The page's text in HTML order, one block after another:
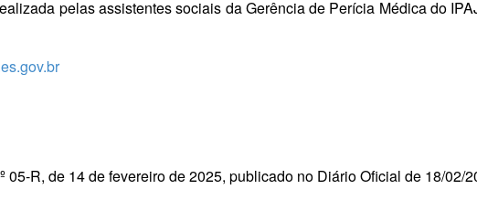
pelas assistentes sociais da Gerência de Perícia Médica do
05-R, de 14 de fevereiro de 2025, publicado no Diário Oficial de 18/02/